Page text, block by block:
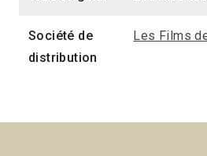
Société de
distribution
Les Films